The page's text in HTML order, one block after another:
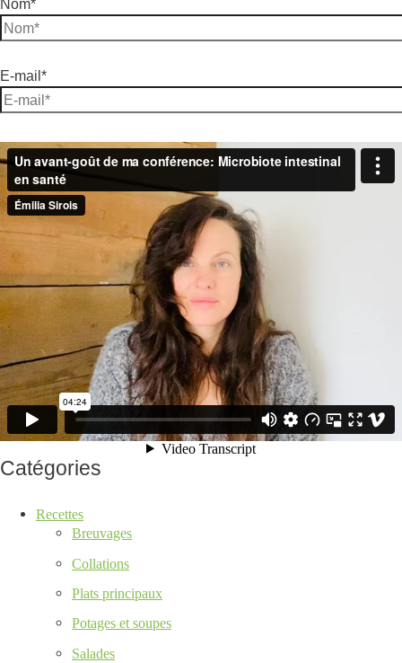
Rechercher :
Catégories
Recettes
Breuvages
Collations
Plats principaux
Potages et soupes
Salades
Nom*
E-mail*
Site Internet